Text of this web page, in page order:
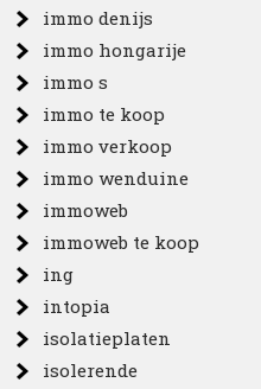
immo denijs
immo hongarije
immo s
immo te koop
immo verkoop
immo wenduine
immoweb
immoweb te koop
ing
intopia
isolatieplaten
isolerende